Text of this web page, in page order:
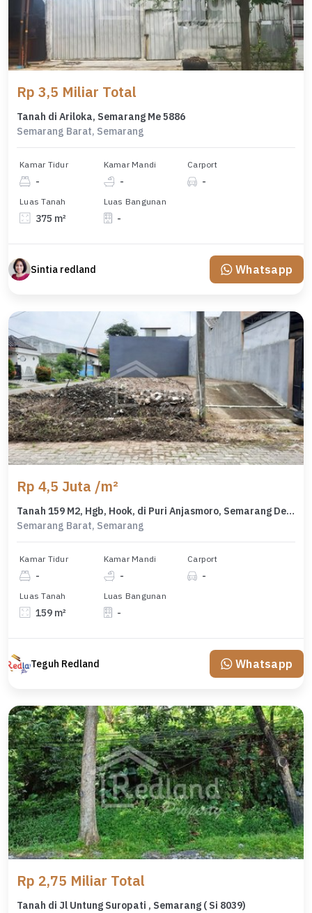
Rp 3,5 Miliar Total
Tanah di Ariloka, Semarang Me 5886
Semarang Barat, Semarang
Kamar Tidur
-
Kamar Mandi
-
Carport
-
Luas Tanah
375 m²
Luas Bangunan
-
Sintia redland Whatsapp
Rp 4,5 Juta /m²
Tanah 159 M2, Hgb, Hook, di Puri Anjasmoro, Semarang De 7376
Semarang Barat, Semarang
Kamar Tidur
-
Kamar Mandi
-
Carport
-
Luas Tanah
159 m²
Luas Bangunan
-
Teguh Redland Whatsapp
Rp 2,75 Miliar Total
Tanah di Jl Untung Suropati , Semarang ( Si 8039)